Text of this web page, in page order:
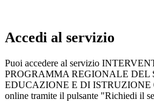
Accedi al servizio
Puoi accedere al servizio
PROGRAMMA REGIONALE DEL
EDUCAZIONE E DI ISTRUZIONE
online tramite il pulsante "Richiedi il